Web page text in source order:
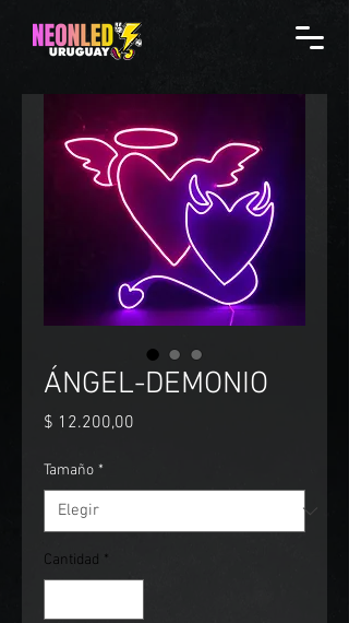
ÁNGEL-DEMONIO
$ 12.200,00
Tamaño *
Cantidad *